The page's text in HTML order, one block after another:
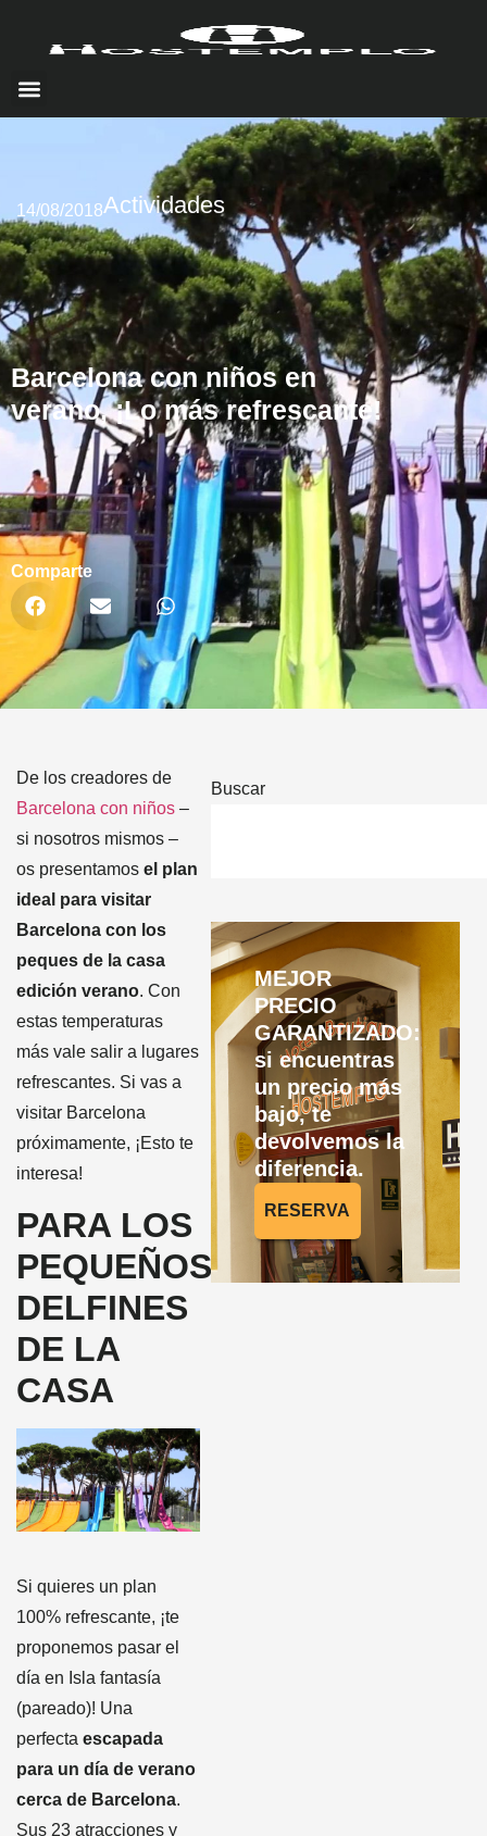
14/08/2018Actividades
Barcelona con niños en
verano, ¡Lo más refrescante!
Comparte
De los creadores de
Barcelona con niños –
si nosotros mismos –
os presentamos el plan
ideal para visitar
Barcelona con los
peques de la casa
edición verano. Con
estas temperaturas
más vale salir a lugares
refrescantes. Si vas a
visitar Barcelona
próximamente, ¡Esto te
interesa!
PARA LOS
PEQUEÑOS
DELFINES
DE LA
CASA
Si quieres un plan
100% refrescante, ¡te
proponemos pasar el
día en Isla fantasía
(pareado)! Una
perfecta escapada
para un día de verano
cerca de Barcelona.
Sus 23 atracciones y
Buscar
MEJOR
PRECIO
GARANTIZADO:
si encuentras
un precio más
bajo, te
devolvemos la
diferencia.
RESERVA